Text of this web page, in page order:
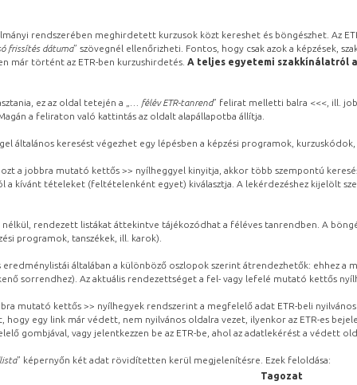
rendszerében meghirdetett kurzusok közt kereshet és böngészhet. Az
frissítés dátuma” szövegnél ellenőrizheti. Fontos, hogy csak azok a képzések,
már történt az ETR-ben kurzushirdetés. A teljes egyetemi szakkínálatról a
ez az oldal tetején a „ … félév ETR-tanrend” felirat melletti balra <<<, ill.
a feliraton való kattintás az oldalt alapállapotba állítja.
általános keresést végezhet egy lépésben a képzési programok,
a jobbra mutató kettős >> nyílheggyel kinyitja, akkor több szempontú
a kívánt tételeket (feltételenként egyet) kiválasztja. A lekérdezéshez kijelölt
nélkül, rendezett listákat áttekintve tájékozódhat a féléves tanrendben. A
programok, tanszékek, ill. karok).
eredménylistái általában a különböző oszlopok szerint átrendezhetők: ehhez a
sorrendhez). Az aktuális rendezettséget a fel- vagy lefelé mutató kettős
mutató kettős >> nyílhegyek rendszerint a megfelelő adat ETR-beli
egy link már védett, nem nyilvános oldalra vezet, ilyenkor az ETR-es
gombjával, vagy jelentkezzen be az ETR-be, ahol az adatlekérést a védett
” képernyőn két adat rövidítetten kerül megjelenítésre. Ezek feloldása:
Tagozat